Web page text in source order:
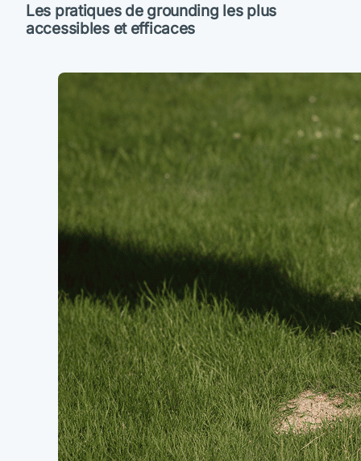
Les pratiques de grounding les plus
accessibles et efficaces